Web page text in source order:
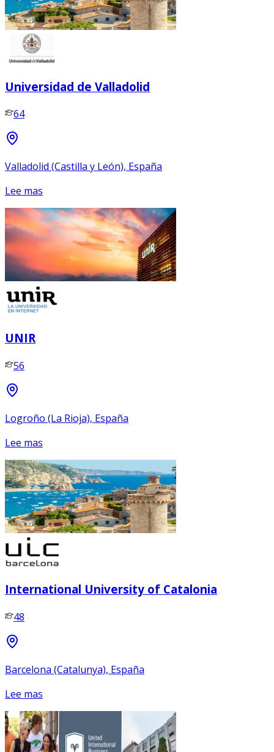
Universidad de Valladolid
64
Valladolid (Castilla y León), España
Lee mas
UNIR
56
Logroño (La Rioja), España
Lee mas
International University of Catalonia
48
Barcelona (Catalunya), España
Lee mas